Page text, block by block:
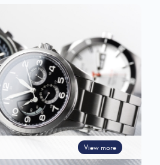
View more